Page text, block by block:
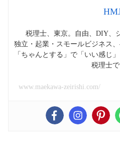
税理士、東京。自由、DIY、
独立・起業・スモールビジネス
「ちゃんとする」で「いい感じ
税理士で
www.maekawa-zeirishi.com/